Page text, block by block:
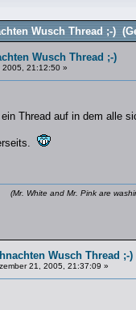
Wusch Thread ;-)
Wusch Thread ;-)
21:12:50 »
Thread auf in dem alle
(Mr. White and Mr. Pink are
Wusch Thread ;-)
21, 2005, 21:37:09 »